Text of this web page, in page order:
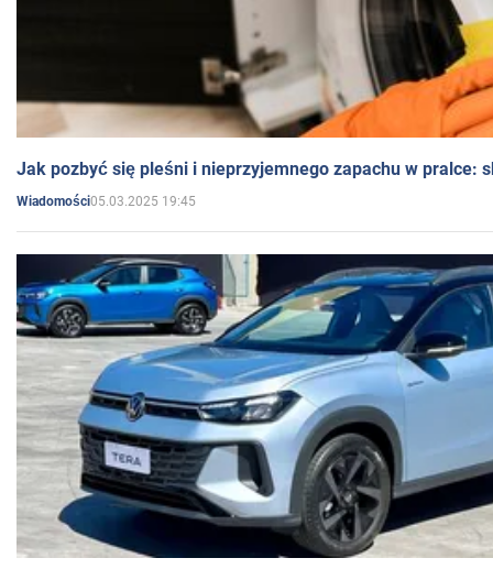
Jak pozbyć się pleśni i nieprzyjemnego zapachu w pralce:
Wiadomości05.03.2025 19:45